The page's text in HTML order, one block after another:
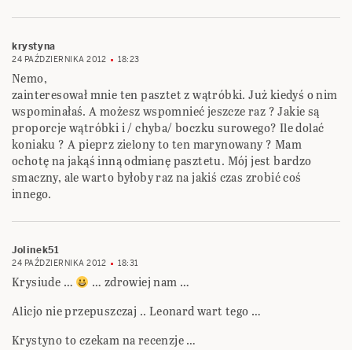
krystyna
24 PAŹDZIERNIKA 2012 18:23
Nemo,
zainteresował mnie ten pasztet z wątróbki. Już kiedyś o nim
wspominałaś. A możesz wspomnieć jeszcze raz ? Jakie są
proporcje wątróbki i / chyba/ boczku surowego? Ile dolać
koniaku ? A pieprz zielony to ten marynowany ? Mam
ochotę na jakąś inną odmianę pasztetu. Mój jest bardzo
smaczny, ale warto byłoby raz na jakiś czas zrobić coś
innego.
Jolinek51
24 PAŹDZIERNIKA 2012 18:31
Krysiude …
… zdrowiej nam …
Alicjo nie przepuszczaj .. Leonard wart tego …
Krystyno to czekam na recenzje …